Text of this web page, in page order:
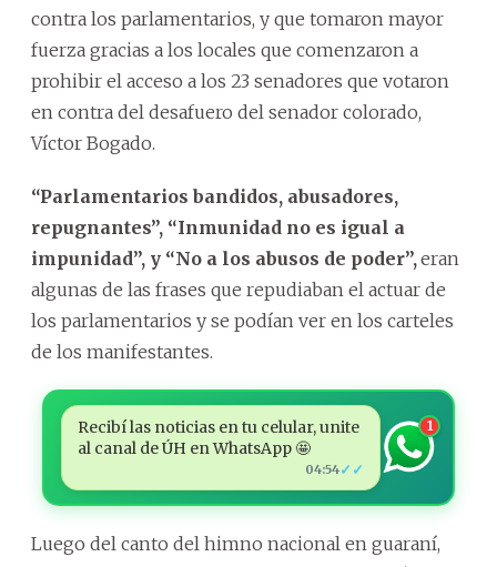
contra los parlamentarios, y que tomaron mayor
fuerza gracias a los locales que comenzaron a
prohibir el acceso a los 23 senadores que votaron
en contra del desafuero del senador colorado,
Víctor Bogado.
“Parlamentarios bandidos, abusadores,
repugnantes”, “Inmunidad no es igual a
impunidad”, y “No a los abusos de poder”, eran
algunas de las frases que repudiaban el actuar de
los parlamentarios y se podían ver en los carteles
de los manifestantes.
Recibí las noticias en tu celular, unite
al canal de ÚH en WhatsApp 🤩
04:54✓✓
1
Luego del canto del himno nacional en guaraní,